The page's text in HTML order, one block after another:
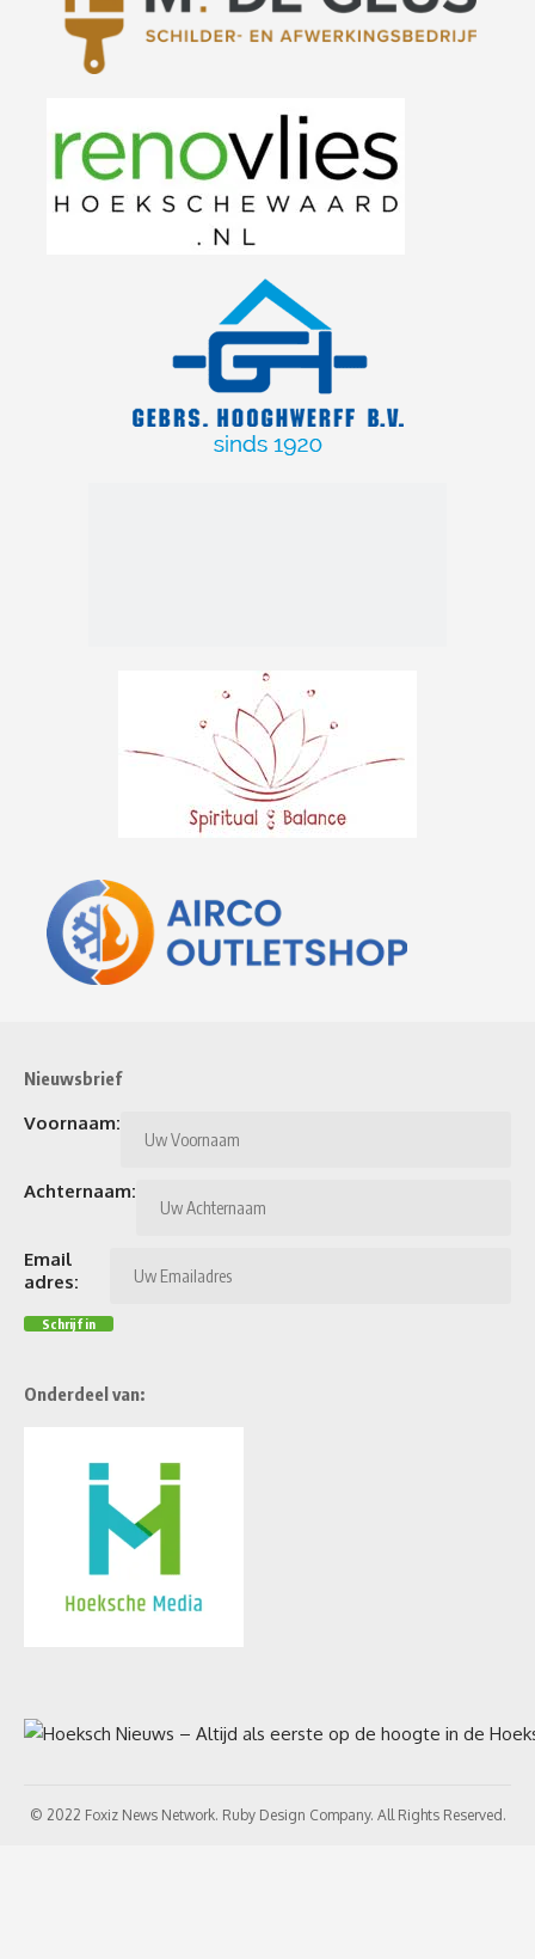
Nieuwsbrief
Voornaam:
Achternaam:
Email
adres:
Onderdeel van:
© 2022 Foxiz News Network. Ruby Design Company. All Rights Reserved.